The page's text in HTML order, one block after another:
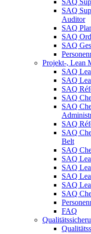
SAQ
Auditor
SAQ
SAQ
SAQ
Projekt-, Lean
SAQ
SAQ
SAQ
SAQ
SAQ
SAQ
SAQ
Belt
SAQ
SAQ
SAQ
SAQ
SAQ
SAQ
FAQ